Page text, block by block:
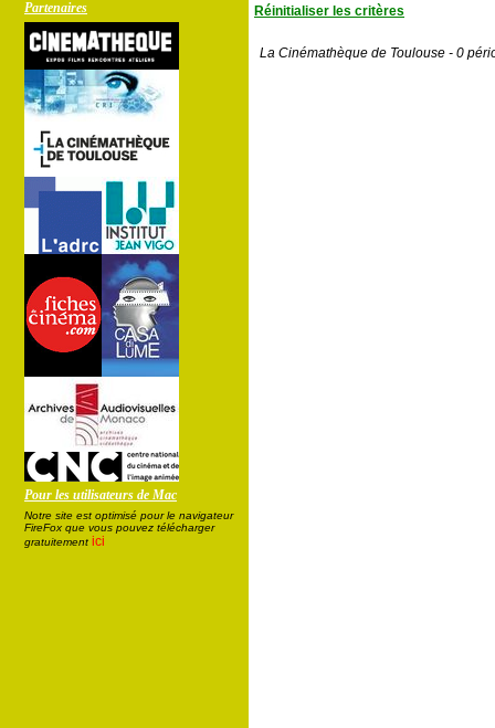
Partenaires
Pour les utilisateurs de Mac
Notre site est optimisé pour le navigateur
FireFox que vous pouvez télécharger
gratuitement ici
Réinitialiser les critères
La Cinémathèque de Toulouse - 0